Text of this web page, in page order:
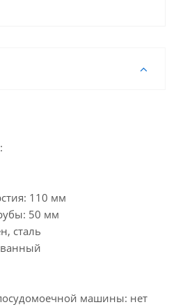
110 мм
50 мм
сталь
машины: нет